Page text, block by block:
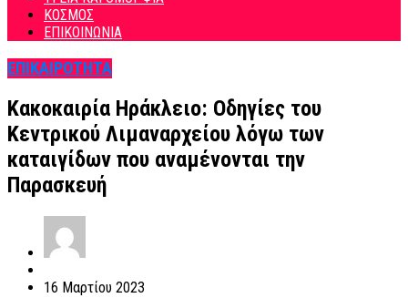
ΚΟΣΜΟΣ
ΕΠΙΚΟΙΝΩΝΙΑ
ΕΠΙΚΑΙΡΟΤΗΤΑ
Κακοκαιρία Ηράκλειο: Οδηγίες του
Κεντρικού Λιμαναρχείου λόγω των
καταιγίδων που αναμένονται την
Παρασκευή
16 Μαρτίου 2023